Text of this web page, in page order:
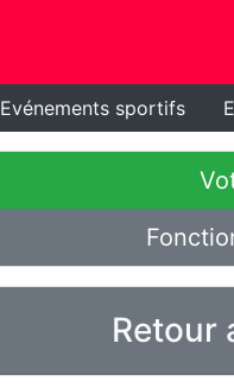
Evénements sportifs
Retour